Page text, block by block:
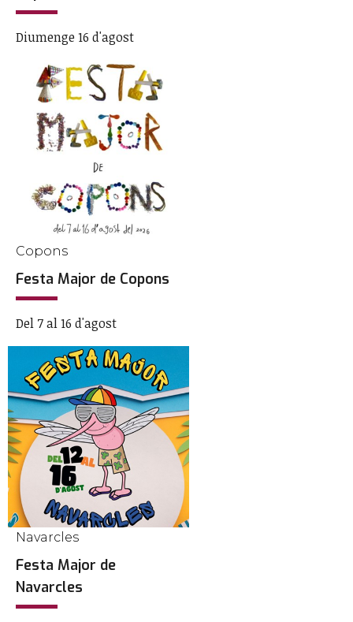
Diumenge 16 d'agost
Copons
Festa Major de Copons
Del 7 al 16 d'agost
Navarcles
Festa Major de
Navarcles